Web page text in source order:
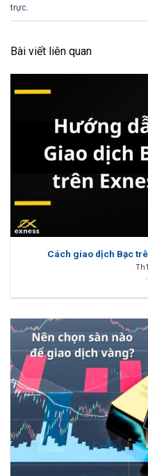
trực.
Bài viết liên quan
Cách giao dịch Bạc